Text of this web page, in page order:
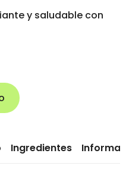
y saludable con
Ingredientes